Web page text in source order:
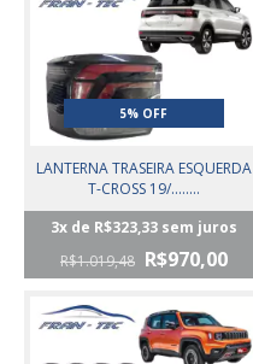
5% OFF
LANTERNA TRASEIRA ESQUERDA
T-CROSS 19/........
3x de R$323,33 sem juros
R$1.019,48 R$970,00